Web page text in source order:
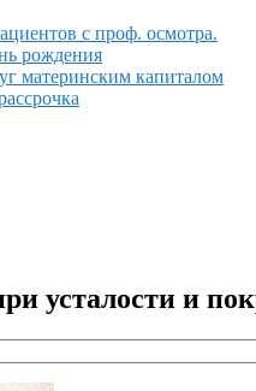
с проф. осмотра.
рождения
материнским капиталом
усталости и